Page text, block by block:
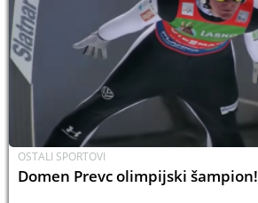
OSTALI SPORTOVI
Domen Prevc olimpijski šampion!